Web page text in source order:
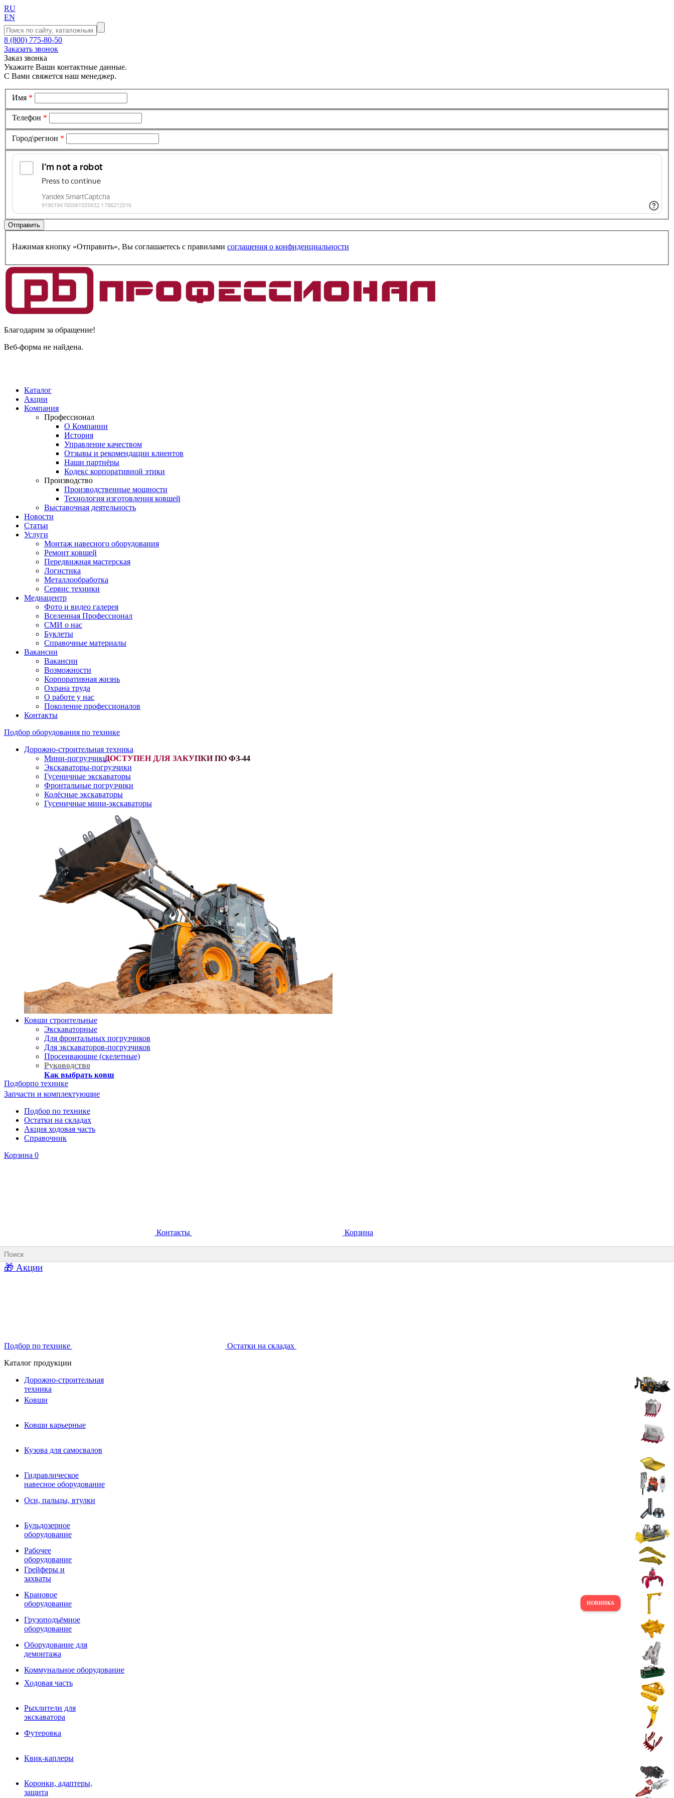
RU
EN
8 (800) 775-80-50
Заказать звонок
Заказ звонка
Укажите Ваши контактные данные.
С Вами свяжется наш менеджер.
Имя *
Телефон *
Город\регион *
Нажимая кнопку «Отправить», Вы соглашаетесь c правилами соглашения о конфиденциальности
Благодарим за обращение!
Веб-форма не найдена.
Каталог
Акции
Компания
Профессионал
О Компании
История
Управление качеством
Отзывы и рекомендации клиентов
Наши партнёры
Кодекс корпоративной этики
Производство
Производственные мощности
Технология изготовления ковшей
Выставочная деятельность
Новости
Статьи
Услуги
Монтаж навесного оборудования
Ремонт ковшей
Передвижная мастерская
Логистика
Металлообработка
Сервис техники
Медиацентр
Фото и видео галерея
Вселенная Профессионал
СМИ о нас
Буклеты
Справочные материалы
Вакансии
Вакансии
Возможности
Корпоративная жизнь
Охрана труда
О работе у нас
Поколение профессионалов
Контакты
Подбор оборудования по технике
Дорожно-строительная техника
Мини-погрузчики-
Экскаваторы-погрузчики
Гусеничные экскаваторы
Фронтальные погрузчики
Колёсные экскаваторы
Гусеничные мини-экскаваторы
Ковши строительные
Экскаваторные
Для фронтальных погрузчиков
Для экскаваторов-погрузчиков
Просеивающие (скелетные)
Руководство
Как выбрать ковш
Ковши для фронтальных погрузчиков
Гидравлическое навесное
оборудование
Гидробуры и шнеки
Вибротрамбовки
Навесные дорожные фрезы
Виброрипперы
Ковши дробильные щековые
Ковши дробильные роторные
Сортировочные ковши барабанные
Сортировочные ковши вальцовые
Фрезы роторные
Фрезы дисковые
Траншеекопатели
Просеивающие ковши для фронтальных погрузчиков
Распределители асфальта
Переходные плиты
Гидроразводка
РВД
Сваерезки
Как выбрать гидромолот
Подборпо технике
Запчасти и комплектующие
Подбор по технике
Остатки на складах
Акция ходовая часть
Справочник
Корзина 0
Контакты Корзина
🎁 Акции
Подбор по технике
Остатки на складах
Каталог продукции
Дорожно-строительная
техника
Ковши
Ковши карьерные
Кузова для самосвалов
Гидравлическое
навесное оборудование
Оси, пальцы, втулки
Бульдозерное
оборудование
Рабочее
оборудование
Грейферы и
захваты
Крановое
оборудование
Грузоподъёмное
оборудование
Оборудование для
демонтажа
Коммунальное оборудование
Ходовая часть
Рыхлители для
экскаватора
Футеровка
Квик-каплеры
Коронки, адаптеры,
защита